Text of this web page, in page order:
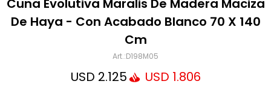
Cuna Evolutiva Maralis De Madera Maciza
De Haya - Con Acabado Blanco 70 X 140
Cm
D198M05
USD 2.125 USD 1.806
Mensaje